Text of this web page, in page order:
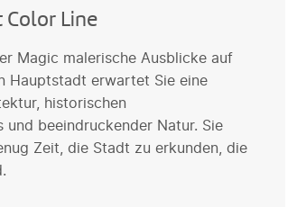
Line
Magic malerische Ausblicke auf
Hauptstadt erwartet Sie eine
historischen
beeindruckender Natur. Sie
Zeit, die Stadt zu erkunden, die